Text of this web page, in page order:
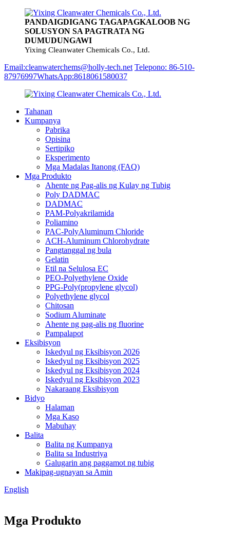
PANDAIGDIGANG TAGAPAGKALOOB NG
SOLUSYON SA PAGTRATA NG
DUMUDUNGAWI
Yixing Cleanwater Chemicals Co., Ltd.
Email:cleanwaterchems@holly-tech.net Telepono: 86-510-
87976997WhatsApp:8618061580037
Tahanan
Kumpanya
Pabrika
Opisina
Sertipiko
Eksperimento
Mga Madalas Itanong (FAQ)
Mga Produkto
Ahente ng Pag-alis ng Kulay ng Tubig
Poly DADMAC
DADMAC
PAM-Polyakrilamida
Poliamino
PAC-PolyAluminum Chloride
ACH-Aluminum Chlorohydrate
Pangtanggal ng bula
Gelatin
Etil na Selulosa EC
PEO-Polyethylene Oxide
PPG-Poly(propylene glycol)
Polyethylene glycol
Chitosan
Sodium Aluminate
Ahente ng pag-alis ng fluorine
Pampalapot
Eksibisyon
Iskedyul ng Eksibisyon 2026
Iskedyul ng Eksibisyon 2025
Iskedyul ng Eksibisyon 2024
Iskedyul ng Eksibisyon 2023
Nakaraang Eksibisyon
Bidyo
Halaman
Mga Kaso
Mabuhay
Balita
Balita ng Kumpanya
Balita sa Industriya
Galugarin ang paggamot ng tubig
Makipag-ugnayan sa Amin
English
Mga Produkto